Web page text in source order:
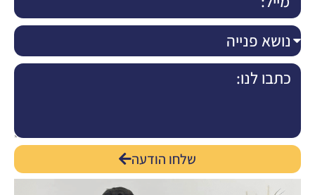
שלחו הודעה